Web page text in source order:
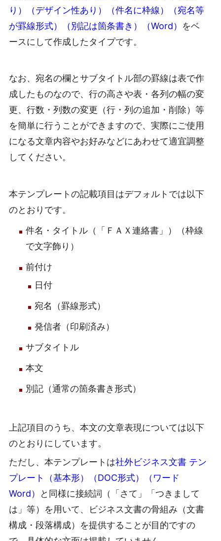
り）（デザイン性あり）（件名に枠線）（宛名等
が罫線形式）（別記は箇条書き）（Word） をベ
ースにして作成したタイプです。
なお、宛名の欄とサブタイトル部の罫線は表で作
成したものなので、行の高さや表・各列の幅の変
更、行数・列数の変更（行・列の追加・削除）等
を簡単に行うことができますので、実際にご使用
になる文章内容やお好みなどにあわせて適宜調整
してください。
本テンプレートの記載項目はデフォルトでは以下
のとおりです。
件名・タイトル（「ＦＡＸ連絡書」）（枠線
で文字飾り）
前付け
日付
宛名（罫線形式）
発信者（印刷済み）
サブタイトル
本文
別記（通常の箇条書き形式）
上記項目のうち、本文の文章表現については以下
のとおりにしています。
ただし、本テンプレートは社外ビジネス文書 テン
プレート（基本形）（DOC形式）（ワード
Word）
と同様に接続詞（「さて」「つきまして
は」等）を用いて、ビジネス文書の骨組み（文書
構成・段落構成）を提供することが目的ですの